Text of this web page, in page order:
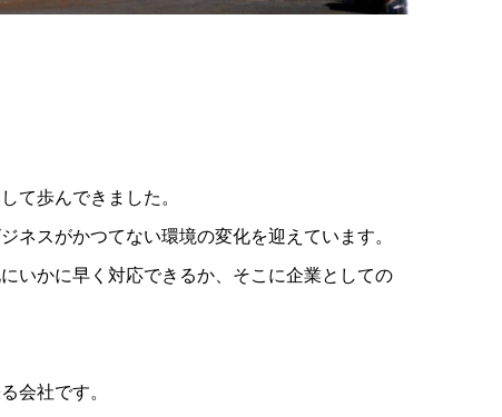
て歩んできました。
スがかつてない環境の変化を迎えています。
いかに早く対応できるか、そこに企業としての
会社です。